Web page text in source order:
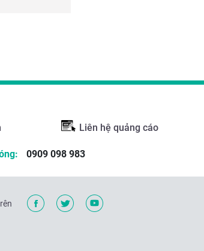
Liên hệ quảng cáo
0909 098 983